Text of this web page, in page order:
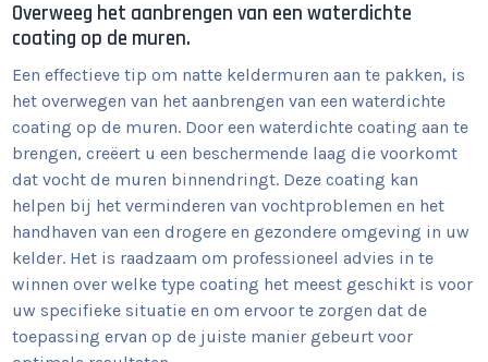
Overweeg het aanbrengen van een waterdichte
coating op de muren.
Een effectieve tip om natte keldermuren aan te pakken, is
het overwegen van het aanbrengen van een waterdichte
coating op de muren. Door een waterdichte coating aan te
brengen, creëert u een beschermende laag die voorkomt
dat vocht de muren binnendringt. Deze coating kan
helpen bij het verminderen van vochtproblemen en het
handhaven van een drogere en gezondere omgeving in uw
kelder. Het is raadzaam om professioneel advies in te
winnen over welke type coating het meest geschikt is voor
uw specifieke situatie en om ervoor te zorgen dat de
toepassing ervan op de juiste manier gebeurt voor